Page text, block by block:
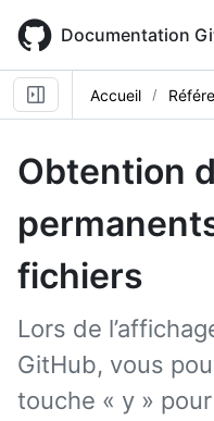
main
content
Documentation
Accueil
Obtention
fichiers
Lors de
GitHub, vous
touche « y »